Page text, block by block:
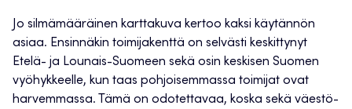
Jo silmämääräinen karttakuva kertoo kaksi käytännön
asiaa. Ensinnäkin toimijakenttä on selvästi keskittynyt
Etelä- ja Lounais-Suomeen sekä osin keskisen Suomen
vyöhykkeelle, kun taas pohjoisemmassa toimijat ovat
harvemmassa. Tämä on odotettavaa, koska sekä väestö-